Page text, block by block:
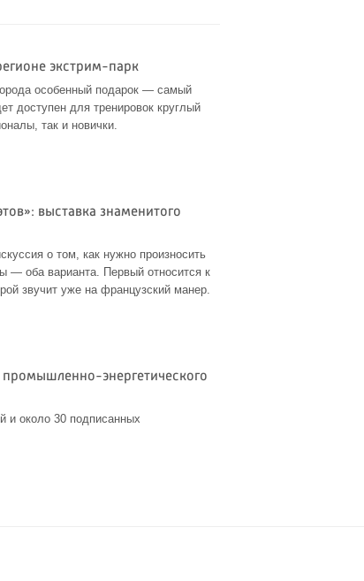
экстрим-парк
особенный подарок — самый
доступен для тренировок круглый
так и новички.
выставка знаменитого
о том, как нужно произносить
оба варианта. Первый относится к
звучит уже на французский манер.
энергетического
и около 30 подписанных